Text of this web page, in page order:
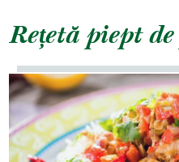
Rețetă piept